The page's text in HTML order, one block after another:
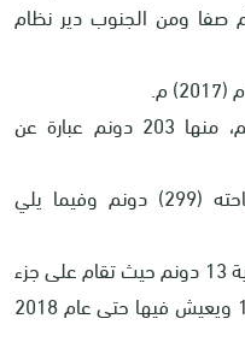
صفا ومن الجنوب دير نظام
تبلغ مساحتها الإجمالية 2,340 دونم، منها 203 دونم عبارة عن
وصادر الاحتلال من أراضيها ما مساحته (299) دونم وفيما يلي
نهبت مستعمرة "حلميش" أراضي القرية 13 دونم حيث تقام على جزء
من أراضي القرية، وتأسست عام 1977 ويعيش فيها حتى عام 2018